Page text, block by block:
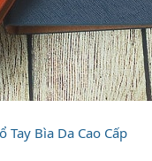
Tay Bìa Da Cao Cấp